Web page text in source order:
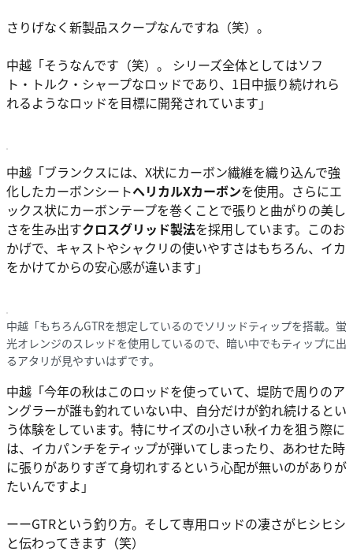
さりげなく新製品スクープなんですね（笑）。
中越 「そうなんです（笑）。 シリーズ全体としてはソフ
ト・トルク・シャープなロッドであり、1日中振り続けれら
れるようなロッドを目標に開発されています」
中越 「ブランクスには、X状にカーボン繊維を織り込んで強
化したカーボンシートヘリカルXカーボンを使用。さらにエ
ックス状にカーボンテープを巻くことで張りと曲がりの美し
さを生み出すクロスグリッド製法を採用しています。このお
かげで、キャストやシャクリの使いやすさはもちろん、イカ
をかけてからの安心感が違います」
中越「もちろんGTRを想定しているのでソリッドティップを搭載。蛍
光オレンジのスレッドを使用しているので、暗い中でもティップに出
るアタリが見やすいはずです。
中越 「今年の秋はこのロッドを使っていて、堤防で周りのア
ングラーが誰も釣れていない中、自分だけが釣れ続けるとい
う体験をしています。特にサイズの小さい秋イカを狙う際に
は、イカパンチをティップが弾いてしまったり、あわせた時
に張りがありすぎて身切れするという心配が無いのがありが
たいんですよ」
ーーGTRという釣り方。そして専用ロッドの凄さがヒシヒシ
と伝わってきます（笑）